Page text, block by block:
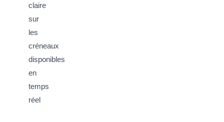
claire
sur
les
créneaux
disponibles
en
temps
réel